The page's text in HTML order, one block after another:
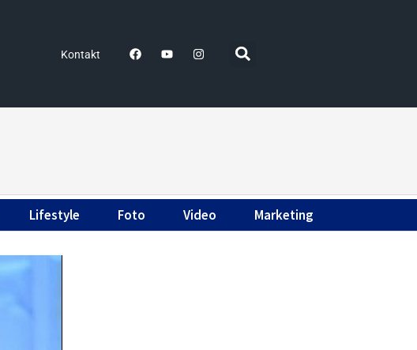
Kontakt
Lifestyle Foto Video Marketing